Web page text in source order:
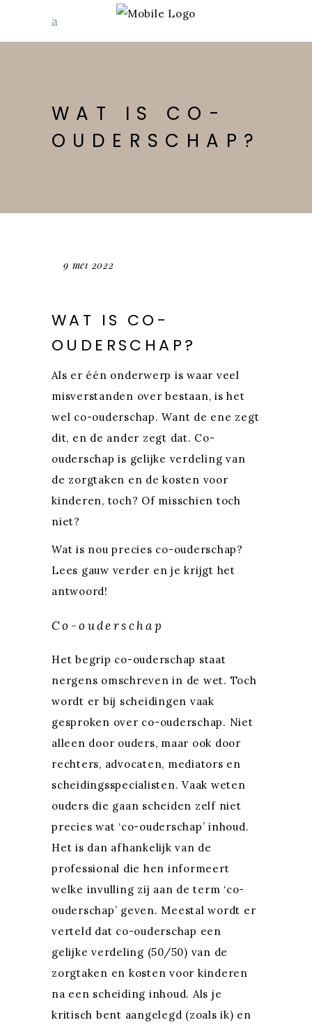
WAT IS CO-
OUDERSCHAP?
9 mei 2022
WAT IS CO-
OUDERSCHAP?
Als er één onderwerp is waar veel
misverstanden over bestaan, is het
wel co-ouderschap. Want de ene zegt
dit, en de ander zegt dat. Co-
ouderschap is gelijke verdeling van
de zorgtaken en de kosten voor
kinderen, toch? Of misschien toch
niet?
Wat is nou precies co-ouderschap?
Lees gauw verder en je krijgt het
antwoord!
Co-ouderschap
Het begrip co-ouderschap staat
nergens omschreven in de wet. Toch
wordt er bij scheidingen vaak
gesproken over co-ouderschap. Niet
alleen door ouders, maar ook door
rechters, advocaten, mediators en
scheidingsspecialisten. Vaak weten
ouders die gaan scheiden zelf niet
precies wat ‘co-ouderschap’ inhoud.
Het is dan afhankelijk van de
professional die hen informeert
welke invulling zij aan de term ‘co-
ouderschap’ geven. Meestal wordt er
verteld dat co-ouderschap een
gelijke verdeling (50/50) van de
zorgtaken en kosten voor kinderen
na een scheiding inhoud. Als je
kritisch bent aangelegd (zoals ik) en